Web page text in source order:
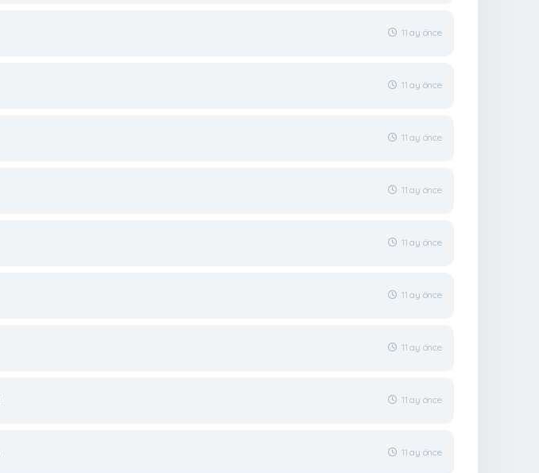
11 ay önce
11 ay önce
11 ay önce
11 ay önce
11 ay önce
11 ay önce
11 ay önce
11 ay önce
11 ay önce